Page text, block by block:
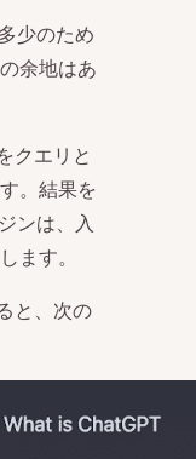
少のため
余地はあ
クエリと
。結果を
ンは、入
ます。
と、次の